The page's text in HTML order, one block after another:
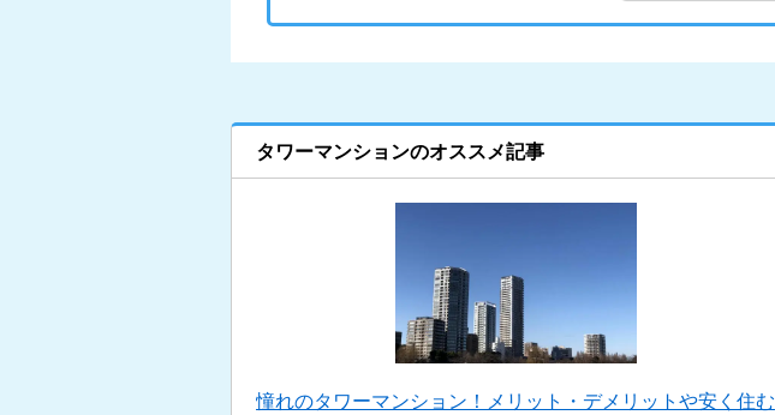
タワーマンションのオススメ記事
憧れのタワーマンション！メリット・デメリットや安く住む